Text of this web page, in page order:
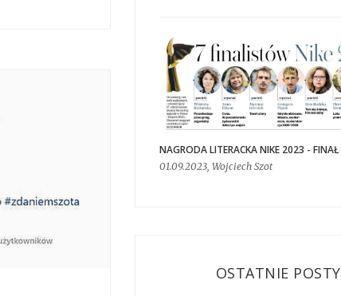
NAGRODA LITERACKA NIKE 2023 - FINAŁ
01.09.2023, Wojciech Szot
OSTATNIE POSTY